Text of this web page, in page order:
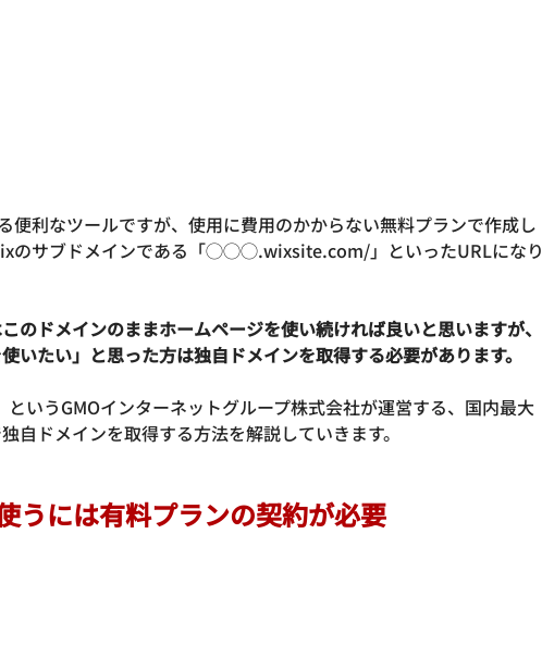
便利なツールですが、使用に費用のかからない無料プランで作成し
のサブドメインである「◯◯◯.wixsite.com/」といったURLになり
のドメインのままホームページを使い続ければ良いと思いますが、
いたい」と思った方は独自ドメインを取得する必要があります。
いうGMOインターネットグループ株式会社が運営する、国内最大
自ドメインを取得する方法を解説していきます。
うには有料プランの契約が必要